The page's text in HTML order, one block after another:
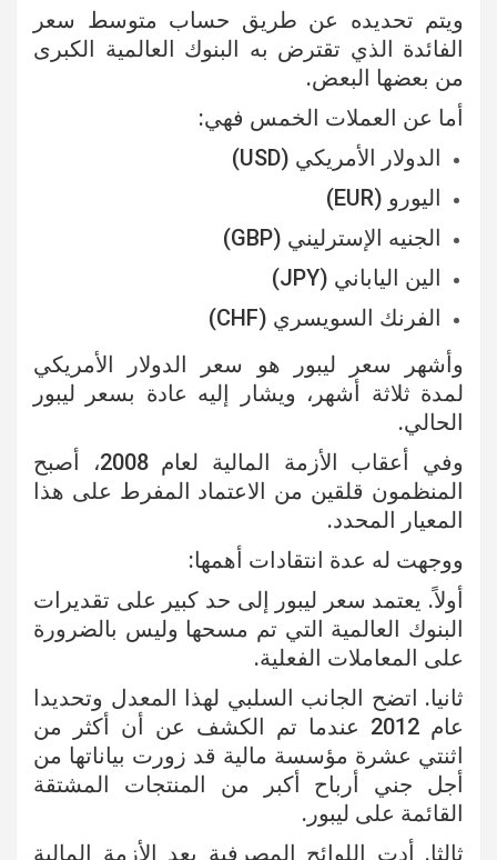
ويتم تحديده عن طريق حساب متوسط ​​سعر
الفائدة الذي تقترض به البنوك العالمية الكبرى
من بعضها البعض.
أما عن العملات الخمس فهي:
الدولار الأمريكي (USD)
اليورو (EUR)
الجنيه الإسترليني (GBP)
الين الياباني (JPY)
الفرنك السويسري (CHF)
وأشهر سعر ليبور هو سعر الدولار الأمريكي
لمدة ثلاثة أشهر، ويشار إليه عادة بسعر ليبور
الحالي.
وفي أعقاب الأزمة المالية لعام 2008، أصبح
المنظمون قلقين من الاعتماد المفرط على هذا
المعيار المحدد.
ووجهت له عدة انتقادات أهمها:
أولاً. يعتمد سعر ليبور إلى حد كبير على تقديرات
البنوك العالمية التي تم مسحها وليس بالضرورة
على المعاملات الفعلية.
ثانيا. اتضح الجانب السلبي لهذا المعدل وتحديدا
عام 2012 عندما تم الكشف عن أن أكثر من
اثنتي عشرة مؤسسة مالية قد زورت بياناتها من
أجل جني أرباح أكبر من المنتجات المشتقة
القائمة على ليبور.
ثالثا. أدت اللوائح المصرفية بعد الأزمة المالية